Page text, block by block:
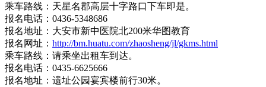
乘车路线：天星名郡高层十字路口下车即是。
报名电话：0436-5348686
报名地址：大安市新中医院北200米华图教育
报名网址： http://bm.huatu.com/zhaosheng/jl/gkms.html
乘车路线：请乘坐出租车到达。
报名电话：0435-6625666
报名地址：遗址公园宴宾楼前行30米。